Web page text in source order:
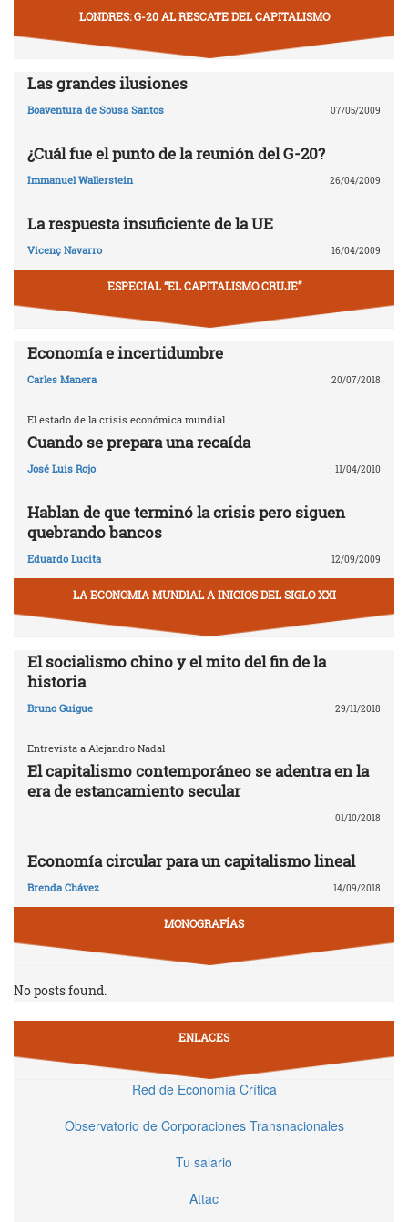
LONDRES: G-20 AL RESCATE DEL CAPITALISMO
Las grandes ilusiones
Boaventura de Sousa Santos 07/05/2009
¿Cuál fue el punto de la reunión del G-20?
Immanuel Wallerstein 26/04/2009
La respuesta insuficiente de la UE
Vicenç Navarro 16/04/2009
ESPECIAL “EL CAPITALISMO CRUJE”
Economía e incertidumbre
Carles Manera 20/07/2018
El estado de la crisis económica mundial
Cuando se prepara una recaída
José Luis Rojo 11/04/2010
Hablan de que terminó la crisis pero siguen
quebrando bancos
Eduardo Lucita 12/09/2009
LA ECONOMIA MUNDIAL A INICIOS DEL SIGLO XXI
El socialismo chino y el mito del fin de la
historia
Bruno Guigue 29/11/2018
Entrevista a Alejandro Nadal
El capitalismo contemporáneo se adentra en la
era de estancamiento secular
01/10/2018
Economía circular para un capitalismo lineal
Brenda Chávez 14/09/2018
MONOGRAFÍAS
No posts found.
ENLACES
Red de Economía Crítica
Observatorio de Corporaciones Transnacionales
Tu salario
Attac